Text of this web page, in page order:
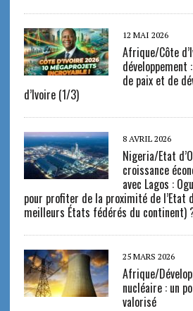
12 MAI 2026
Afrique/Côte
développement
de paix et de
d’Ivoire (1/3)
8 AVRIL 2026
Nigeria/Etat
croissance
avec Lagos :
pour profiter de la proximité de l’Etat
meilleurs États fédérés du continent)
25 MARS 2026
Afrique/
nucléaire : un
valorisé